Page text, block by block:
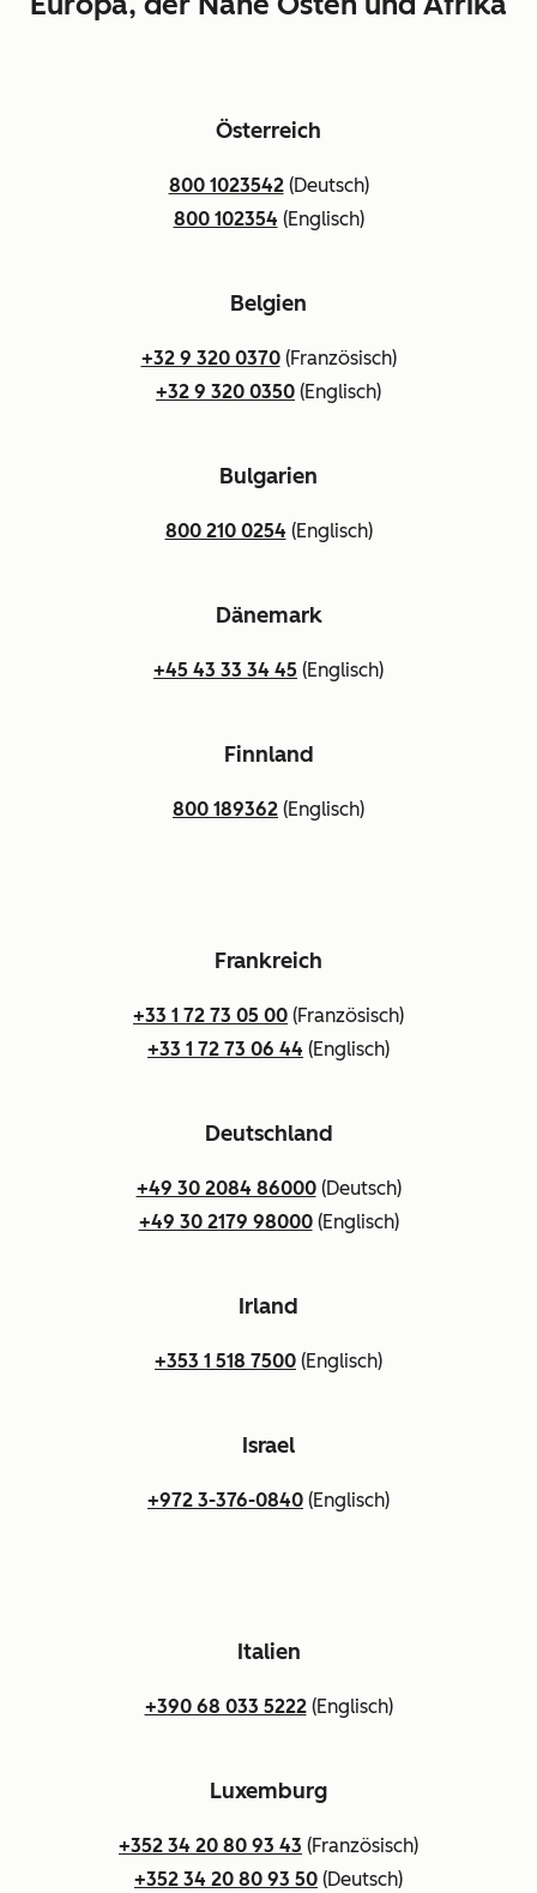
Österreich
800 1023542(Deutsch)
800 102354 (Englisch)
Belgien
+32 9 320 0370(Französisch)
+32 9 320 0350 (Englisch)
Bulgarien
800 210 0254 (Englisch)
Dänemark
+45 43 33 34 45 (Englisch)
Finnland
800 189362 (Englisch)
Frankreich
+33 1 72 73 05 00 (Französisch)
+33 1 72 73 06 44 (Englisch)
Deutschland
+49 30 2084 86000(Deutsch)
+49 30 2179 98000(Englisch)
Irland
+353 1 518 7500 (Englisch)
Israel
+972 3-376-0840 (Englisch)
Italien
+390 68 033 5222(Englisch)
Luxemburg
+352 34 20 80 93 43 (Französisch)
+352 34 20 80 93 50 (Deutsch)